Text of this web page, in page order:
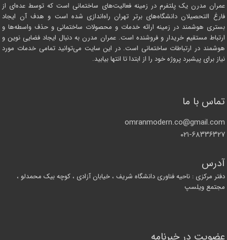
عمران مدرن یک پلتفرم در زمینه فعالیت‌های ساختمانی است که توسط عده‌ای از
فارغ التحصیلان دانشگاه‌های برتر تهران راه‌اندازی شده است و هدف آن ایجاد
بستری هوشمند در زمینه ارائه خدمات و محصولات ساختمانی و حذف واسطه‌ها و
ارتباط مستقیم خریدار و فروشنده است. عمران مدرن به دنبال ایجاد فضایی نوین و
هوشمند در ارتباطات ساختمانی است. در این سایت می‌توانید تمامی خدمات مورد
نیاز برای پیشبرد پروژه خود را از ابتدا تا انتها بیابید.
تماس با ما
omranmodern.co@gmail.com
۰۲۱-۶۸۳۳۶۳۲۷
آدرس
دفتر مرکزی : ناحیه فناوری دانشگاه شریف ، خیابان آزادی ، کوچه بیک محمدلو ،
مجتمع ویلسپ